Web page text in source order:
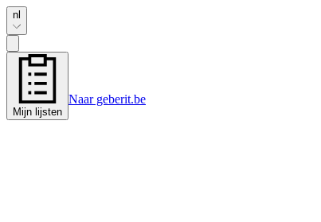
nl
Mijn lijsten
Naar geberit.be